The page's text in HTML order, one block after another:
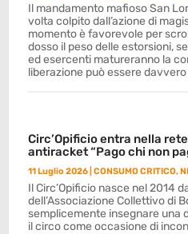
Il mandamento mafioso San
volta colpito dall’azione di
momento è favorevole per
dosso il peso delle estorsioni,
ed esercenti matureranno la
liberazione può essere
Circ’Opificio entra nella
antiracket “Pago chi non
11 Luglio 2026 |CONSUMO CRITICO,
Il Circ’Opificio nasce nel 2014
dell’Associazione Collettivo di
semplicemente insegnare una
il circo come occasione di